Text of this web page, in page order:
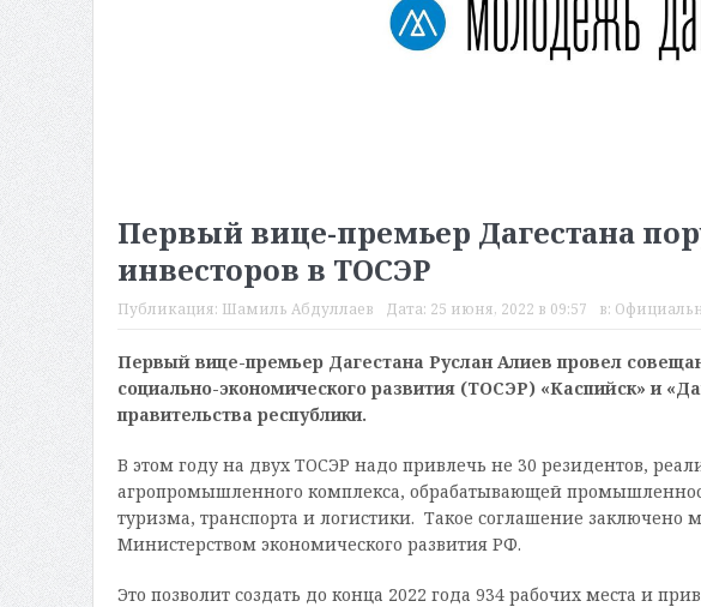
Первый вице-премьер Дагестана
инвесторов в ТОСЭР
Публикация: Шамиль Абдуллаев Дата: 25 июня, 2022 в 09:57 в:
Первый вице-премьер Дагестана Руслан Алиев провел
социально-экономического развития (ТОСЭР) «Каспийск» и
правительства республики.
В этом году на двух ТОСЭР надо привлечь не 30 резидентов,
агропромышленного комплекса, обрабатывающей
туризма, транспорта и логистики. Такое соглашение заключено
Министерством экономического развития РФ.
Это позволит создать до конца 2022 года 934 рабочих места и